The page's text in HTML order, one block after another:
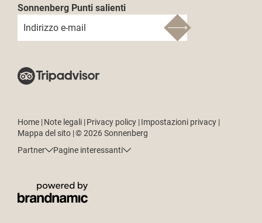
Sonnenberg Punti salienti
Indirizzo e-mail
Home |Note legali |Privacy policy |Impostazioni privacy |
Mappa del sito |© 2026 Sonnenberg
Partner
Pagine interessanti